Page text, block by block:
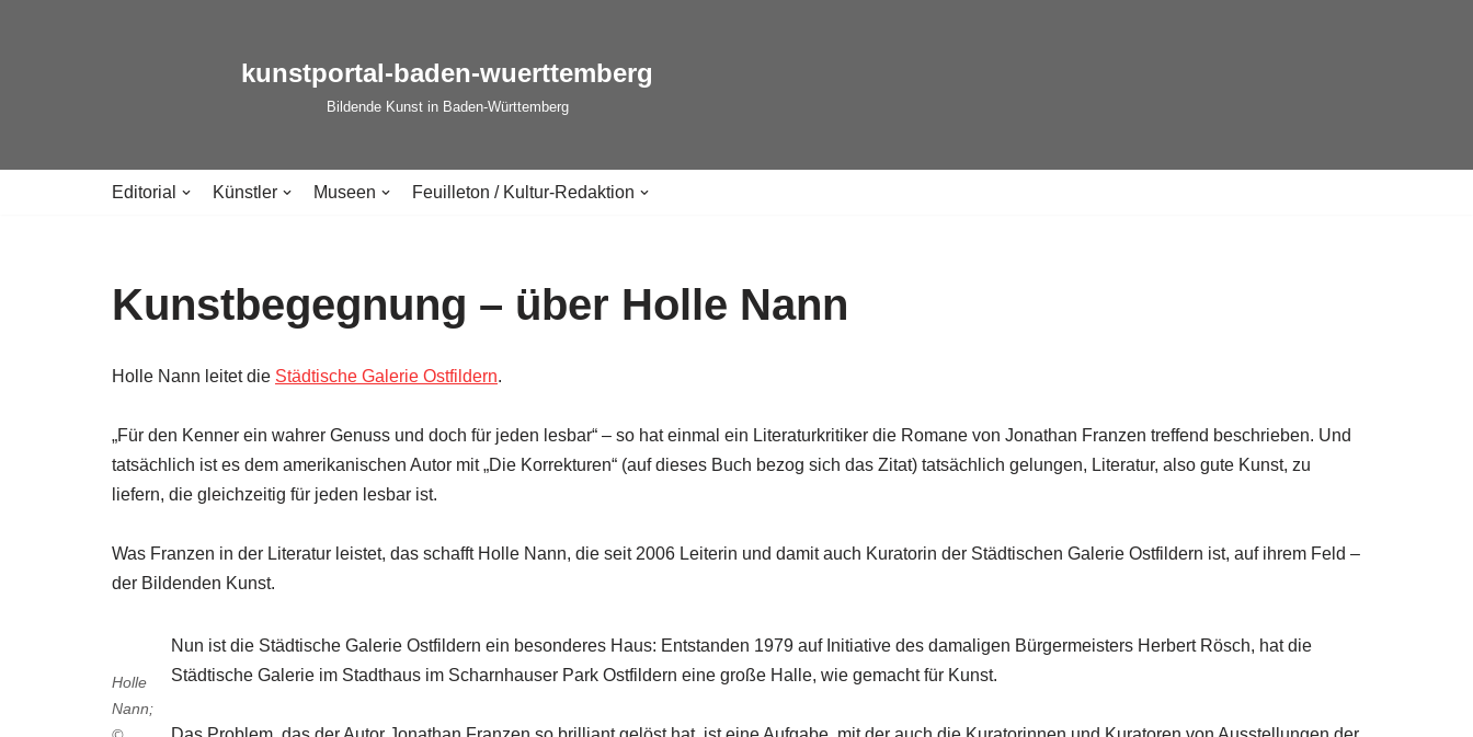
kunstportal-baden-wuerttemberg
Bildende Kunst in Baden-Württemberg
Editorial Künstler Museen Feuilleton / Kultur-Redaktion
Kunstbegegnung – über Holle Nann
Holle Nann leitet die Städtische Galerie Ostfildern.
„Für den Kenner ein wahrer Genuss und doch für jeden lesbar“ – so hat einmal ein Literaturkritiker die Romane von Jonathan Franzen treffend beschrieben. Und
tatsächlich ist es dem amerikanischen Autor mit „Die Korrekturen“ (auf dieses Buch bezog sich das Zitat) tatsächlich gelungen, Literatur, also gute Kunst, zu
liefern, die gleichzeitig für jeden lesbar ist.
Was Franzen in der Literatur leistet, das schafft Holle Nann, die seit 2006 Leiterin und damit auch Kuratorin der Städtischen Galerie Ostfildern ist, auf ihrem Feld –
der Bildenden Kunst.
Holle
Nann;
Nun ist die Städtische Galerie Ostfildern ein besonderes Haus: Entstanden 1979 auf Initiative des damaligen Bürgermeisters Herbert Rösch, hat die
Städtische Galerie im Stadthaus im Scharnhauser Park Ostfildern eine große Halle, wie gemacht für Kunst.